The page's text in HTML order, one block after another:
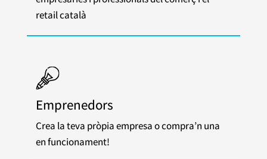
retail català
Emprenedors
Crea la teva pròpia empresa o compra’n una
en funcionament!